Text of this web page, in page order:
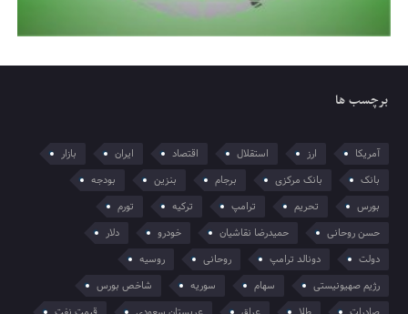
برچسب ها
آمریکا ارز استقلال اقتصاد ایران
بازار
بانک
بانک مرکزی برجام بنزین
بودجه
بورس
تحریم ترامپ ترکیه
تورم
حسن روحانی
حمیدرضا نقاشیان خودرو
دلار
دولت
دونالد ترامپ روحانی
روسیه
رژیم صهیونیستی
سهام سوریه
شاخص بورس